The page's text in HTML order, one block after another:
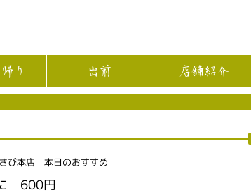
り 出前 店舗紹介
び本店 本日のおすすめ
600円